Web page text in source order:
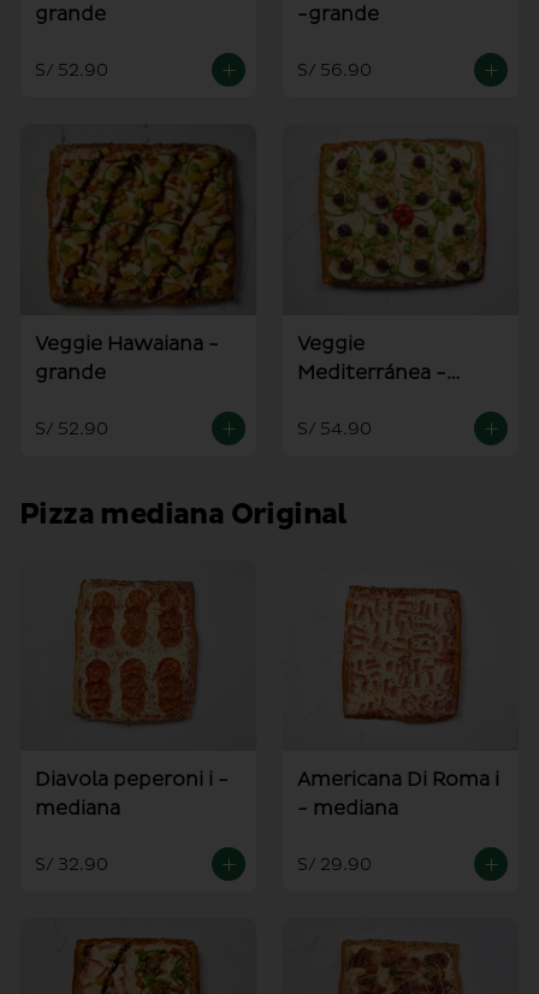
grande
S/ 52.90
-grande
S/ 56.90
Veggie Hawaiana -
grande
S/ 52.90
Veggie
Mediterránea -
S/ 54.90
Pizza mediana Original
Diavola peperoni i -
mediana
S/ 32.90
Americana Di Roma i
- mediana
S/ 29.90